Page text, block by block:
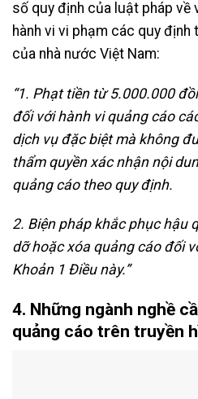
số quy định của luật pháp
hành vi vi phạm các quy
của nhà nước Việt Nam:
“1. Phạt tiền từ 5.000.000
đối với hành vi quảng cáo
dịch vụ đặc biệt mà không
thẩm quyền xác nhận nội
quảng cáo theo quy định.
2. Biện pháp khắc phục hậu
dỡ hoặc xóa quảng cáo đối
Khoản 1 Điều này.”
4. Những ngành nghề
quảng cáo trên truyền